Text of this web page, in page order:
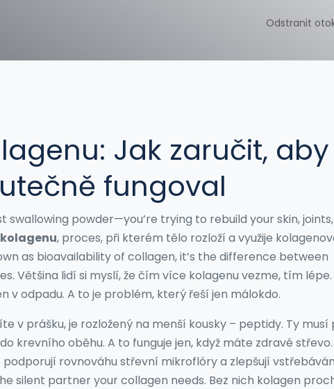
Odstranit
Jak zaručit, aby
fungoval
swallowing powder—you’re trying to rebuild your skin,
, proces, při kterém tělo rozloží a využije
as bioavailability of collagen, it’s the difference between
Většina lidí si myslí, že čím více kolagenu vezme, tím lépe.
v odpadu. A to je problém, který řeší jen málokdo.
v prášku, je rozložený na menší kousky – peptidy. Ty musí
krevního oběhu. A to funguje jen, když máte zdravé střevo.
rovnováhu střevní mikroflóry a zlepšují
silent partner your collagen needs. Bez nich kolagen